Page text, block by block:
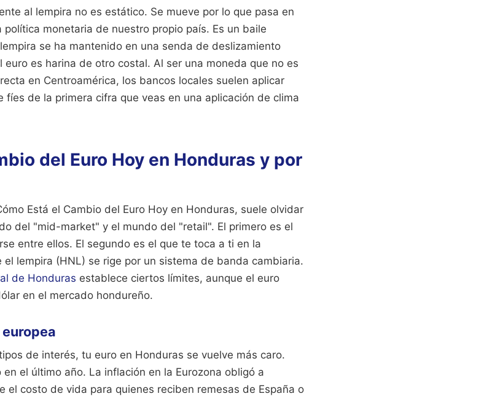
al lempira no es estático. Se mueve por lo que pasa en
política monetaria de nuestro propio país. Es un baile
se ha mantenido en una senda de deslizamiento
es harina de otro costal. Al ser una moneda que no es
en Centroamérica, los bancos locales suelen aplicar
fíes de la primera cifra que veas en una aplicación de clima
del Euro Hoy en Honduras y por
Está el Cambio del Euro Hoy en Honduras, suele olvidar
del "mid-market" y el mundo del "retail". El primero es el
entre ellos. El segundo es el que te toca a ti en la
lempira (HNL) se rige por un sistema de banda cambiaria.
de Honduras establece ciertos límites, aunque el euro
en el mercado hondureño.
de interés, tu euro en Honduras se vuelve más caro.
el último año. La inflación en la Eurozona obligó a
el costo de vida para quienes reciben remesas de España o